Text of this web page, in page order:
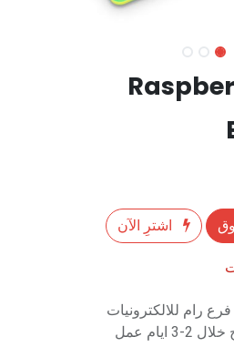
اشترِ الآن
رام للالكترونيات
عمل